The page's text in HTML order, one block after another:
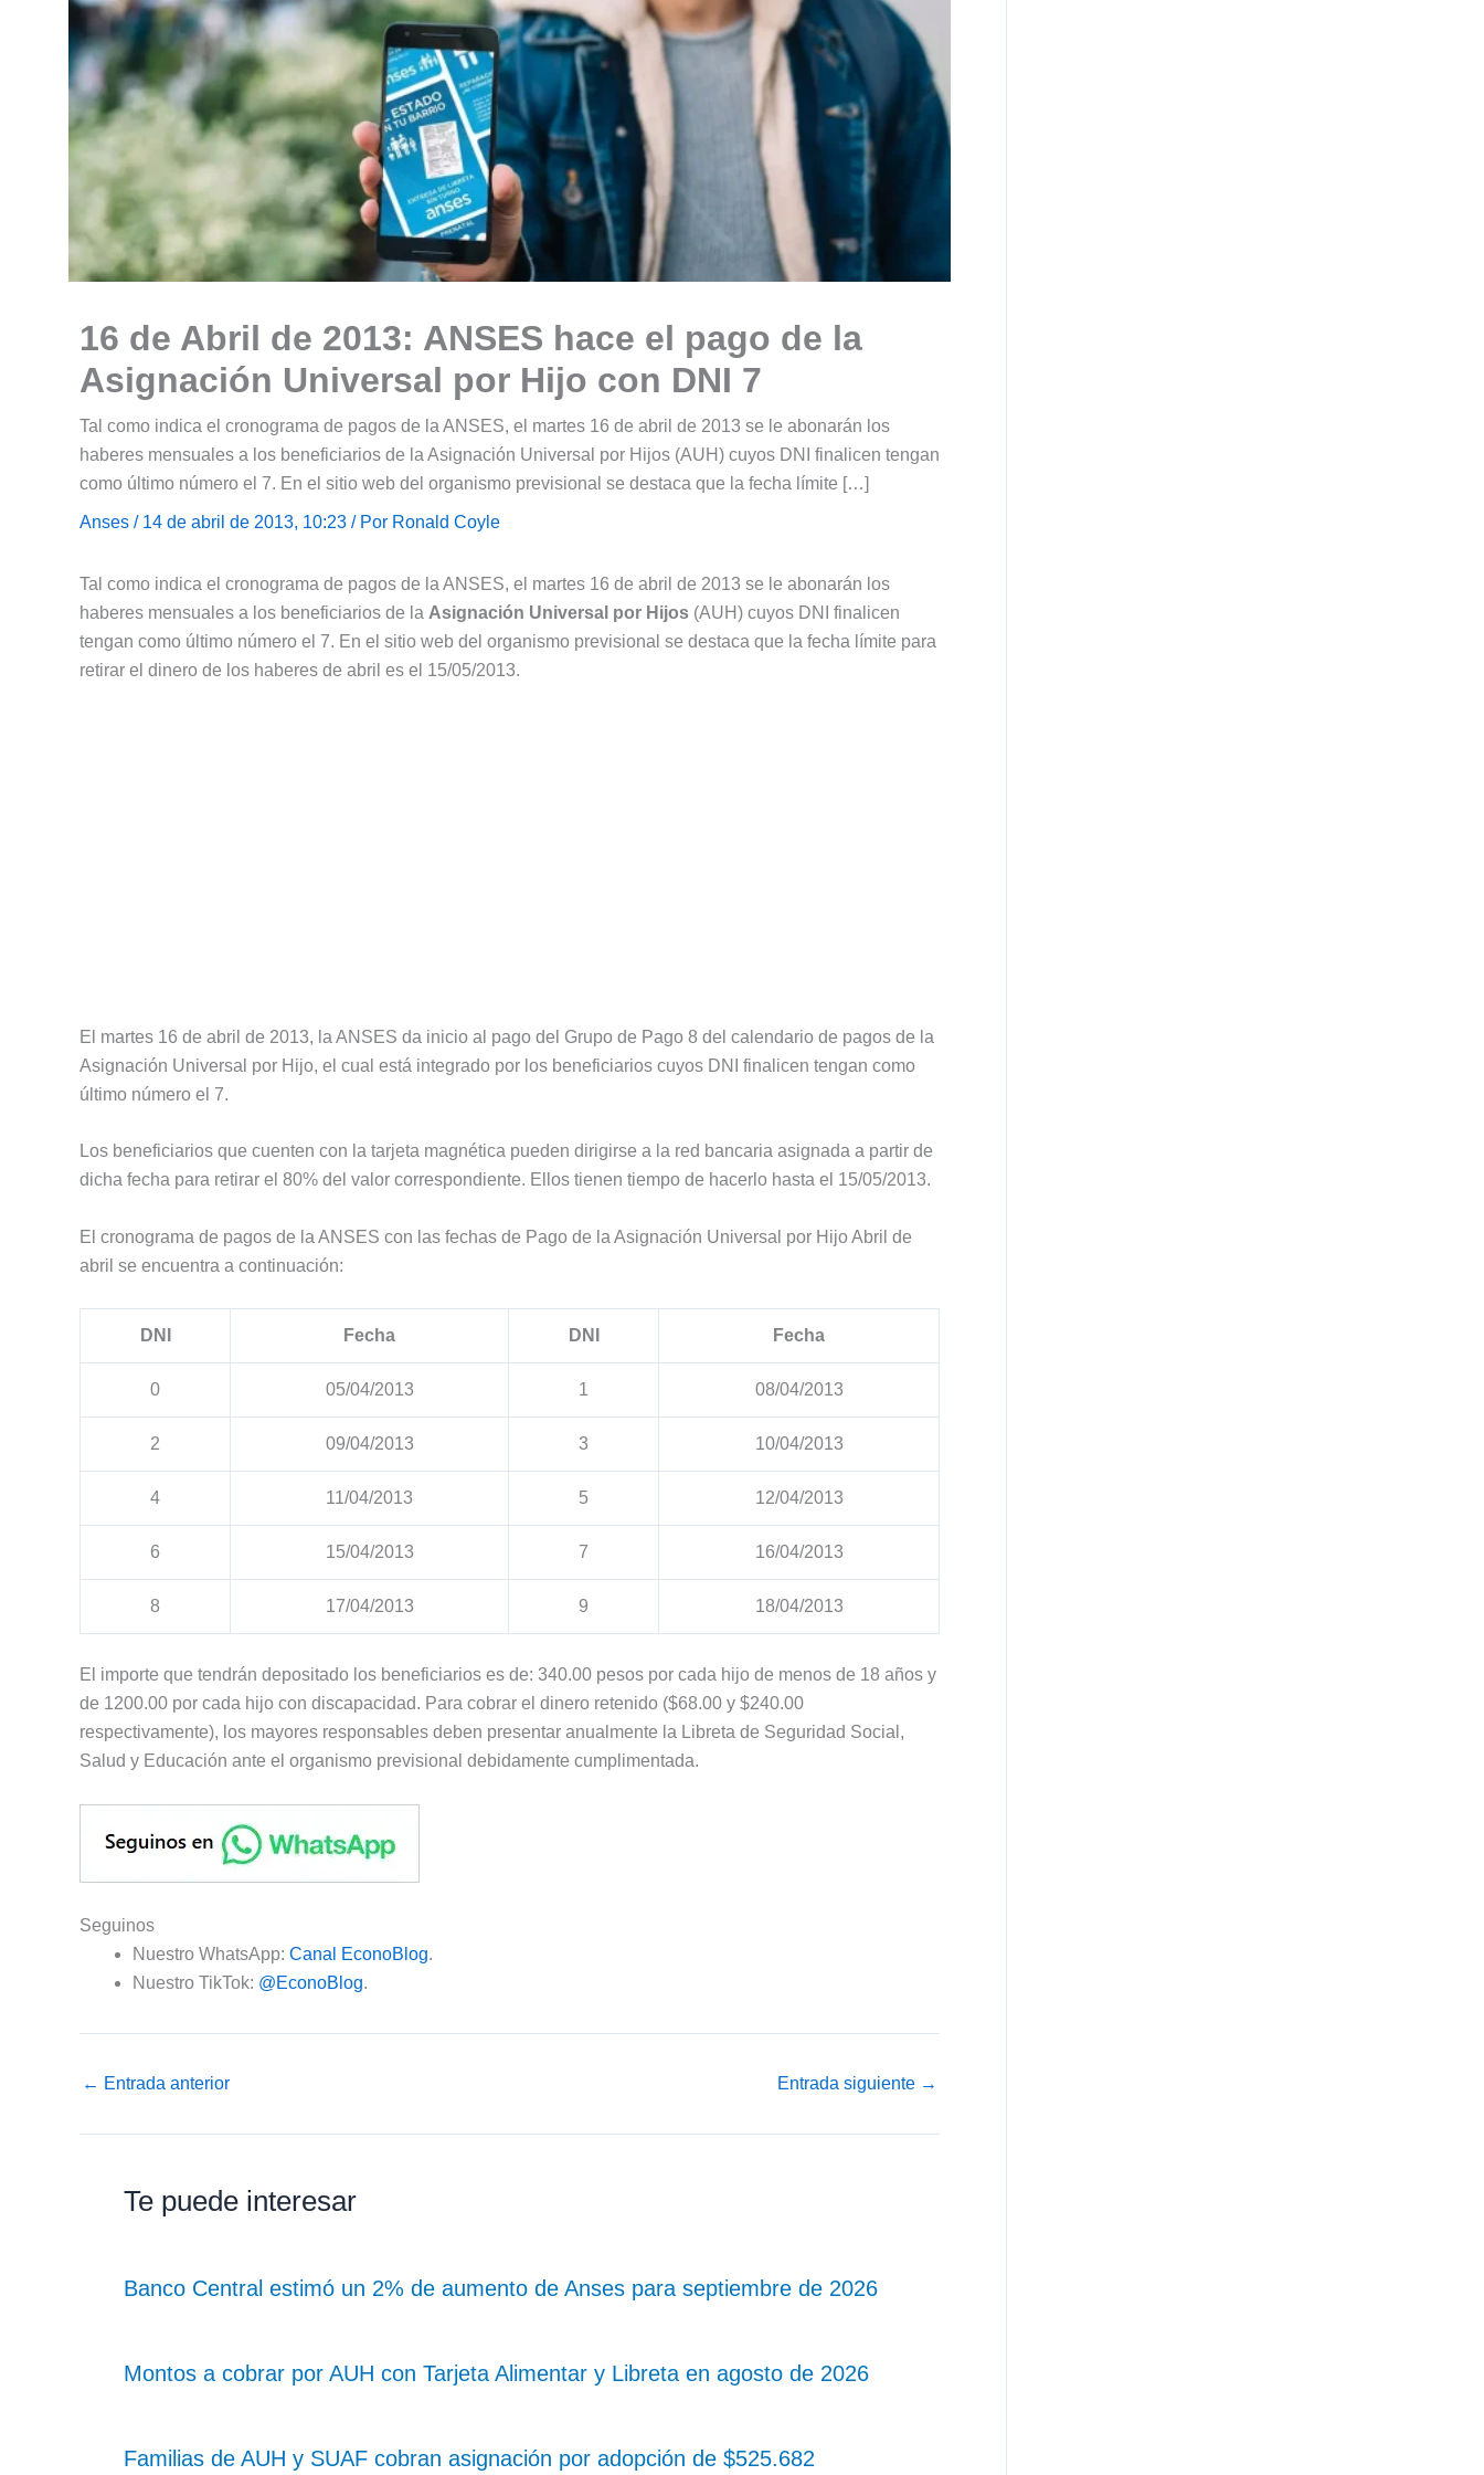
16 de Abril de 2013: ANSES hace el pago de la
Asignación Universal por Hijo con DNI 7
Tal como indica el cronograma de pagos de la ANSES, el martes 16 de abril de 2013 se le abonarán los
haberes mensuales a los beneficiarios de la Asignación Universal por Hijos (AUH) cuyos DNI finalicen tengan
como último número el 7. En el sitio web del organismo previsional se destaca que la fecha límite […]
Anses / 14 de abril de 2013, 10:23 / Por Ronald Coyle
Tal como indica el cronograma de pagos de la ANSES, el martes 16 de abril de 2013 se le abonarán los
haberes mensuales a los beneficiarios de la Asignación Universal por Hijos (AUH) cuyos DNI finalicen
tengan como último número el 7. En el sitio web del organismo previsional se destaca que la fecha límite para
retirar el dinero de los haberes de abril es el 15/05/2013.
El martes 16 de abril de 2013, la ANSES da inicio al pago del Grupo de Pago 8 del calendario de pagos de la
Asignación Universal por Hijo, el cual está integrado por los beneficiarios cuyos DNI finalicen tengan como
último número el 7.
Los beneficiarios que cuenten con la tarjeta magnética pueden dirigirse a la red bancaria asignada a partir de
dicha fecha para retirar el 80% del valor correspondiente. Ellos tienen tiempo de hacerlo hasta el 15/05/2013.
El cronograma de pagos de la ANSES con las fechas de Pago de la Asignación Universal por Hijo Abril de
abril se encuentra a continuación:
DNI Fecha DNI Fecha
0 05/04/2013 1 08/04/2013
2 09/04/2013 3 10/04/2013
4 11/04/2013 5 12/04/2013
6 15/04/2013 7 16/04/2013
8 17/04/2013 9 18/04/2013
El importe que tendrán depositado los beneficiarios es de: 340.00 pesos por cada hijo de menos de 18 años y
de 1200.00 por cada hijo con discapacidad. Para cobrar el dinero retenido ($68.00 y $240.00
respectivamente), los mayores responsables deben presentar anualmente la Libreta de Seguridad Social,
Salud y Educación ante el organismo previsional debidamente cumplimentada.
Seguinos
Nuestro WhatsApp: Canal EconoBlog.
Nuestro TikTok: @EconoBlog.
← Entrada anterior Entrada siguiente →
Te puede interesar
Banco Central estimó un 2% de aumento de Anses para septiembre de 2026
Montos a cobrar por AUH con Tarjeta Alimentar y Libreta en agosto de 2026
Familias de AUH y SUAF cobran asignación por adopción de $525.682